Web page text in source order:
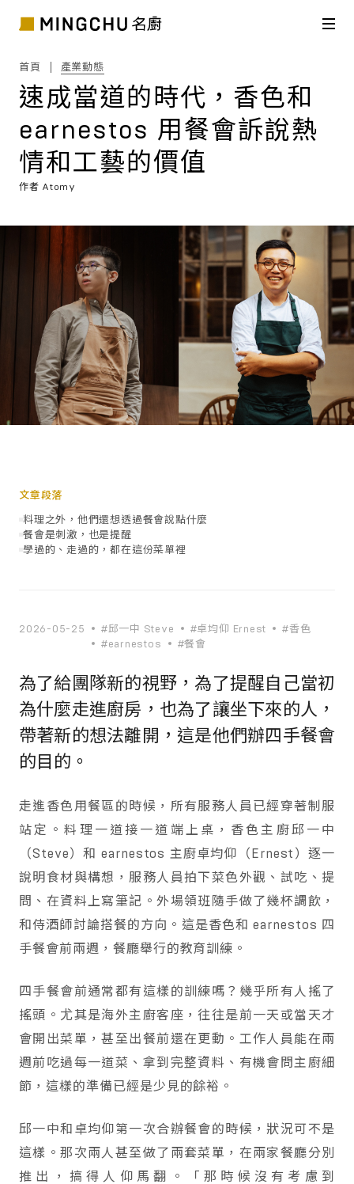
首頁 產業動態
速成當道的時代，香色和
earnestos 用餐會訴說熱
情和工藝的價值
作者 Atomy
2026-05-25 #邱一中 Steve #卓均仰 Ernest
#香色
#earnestos
#餐會
為了給團隊新的視野，為了提醒自己當初
為什麼走進廚房，也為了讓坐下來的人，
帶著新的想法離開，這是他們辦四手餐會
的目的。
走進香色用餐區的時候，所有服務人員已經穿著制服
站定。料理一道接一道端上桌，香色主廚邱一中
（Steve）和 earnestos 主廚卓均仰（Ernest）逐一
說明食材與構想，服務人員拍下菜色外觀、試吃、提
問、在資料上寫筆記。外場領班隨手做了幾杯調飲，
和侍酒師討論搭餐的方向。這是香色和 earnestos 四
手餐會前兩週，餐廳舉行的教育訓練。
四手餐會前通常都有這樣的訓練嗎？幾乎所有人搖了
搖頭。尤其是海外主廚客座，往往是前一天或當天才
會開出菜單，甚至出餐前還在更動。工作人員能在兩
週前吃過每一道菜、拿到完整資料、有機會問主廚細
節，這樣的準備已經是少見的餘裕。
邱一中和卓均仰第一次合辦餐會的時候，狀況可不是
這樣。那次兩人甚至做了兩套菜單，在兩家餐廳分別
推出，搞得人仰馬翻。「那時候沒有考慮到
文章段落
料理之外，他們還想透過餐會說點什麼
餐會是刺激，也是提醒
學過的、走過的，都在這份菜單裡